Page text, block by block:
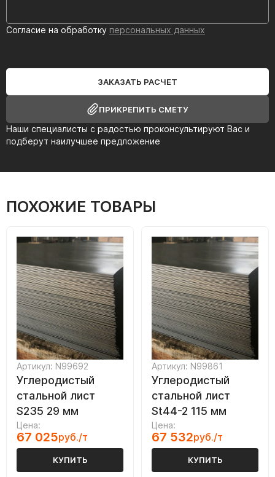
Наши специалисты с радостью проконсультируют Вас и
подберут наилучшее предложение
Согласие на обработку персональных данных
ЗАКАЗАТЬ РАСЧЕТ
ПРИКРЕПИТЬ СМЕТУ
ПОХОЖИЕ ТОВАРЫ
Артикул: N99692
Углеродистый
стальной лист
S235 29 мм
Цена:
67 025руб./т
КУПИТЬ
Артикул: N99861
Углеродистый
стальной лист
St44-2 115 мм
Цена:
67 532руб./т
КУПИТЬ